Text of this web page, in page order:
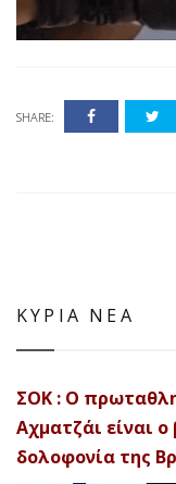
SHARE:
ΚΥΡΙΑ ΝΕΑ
ΣΟΚ : Ο
Αχματζάι είναι
δολοφονία της